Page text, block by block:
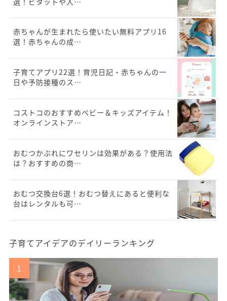
赤ちゃんが生まれたら使いたい無料アプリ16
選！赤ちゃんの成…
子育てアプリ22選！育児日記・赤ちゃんの一
日や予防接種のス…
コストコのおすすめベビー＆キッズアイテム！
オンラインストア…
おむつかぶれにワセリンは効果がある？使用法
は？おすすめの商…
おむつ交換台6選！おむつ替えにあると便利な
台はレンタルも可…
子育てアイデアのデイリーランキング